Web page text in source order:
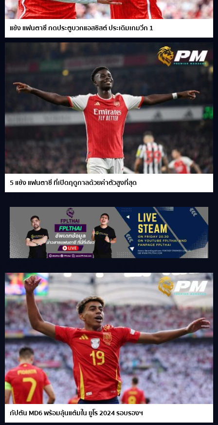
แข้ง แฟนตาซี กดประตูบวกแอสซิสต์ ประเดิมเกมวีก 1
5 แข้ง แฟนตาซี ที่เปิดฤดูกาลด้วยค่าตัวสูงที่สุด
กัปตัน MD6 พร้อมลุ้นแต้มใน ยูโร 2024 รอบรองฯ